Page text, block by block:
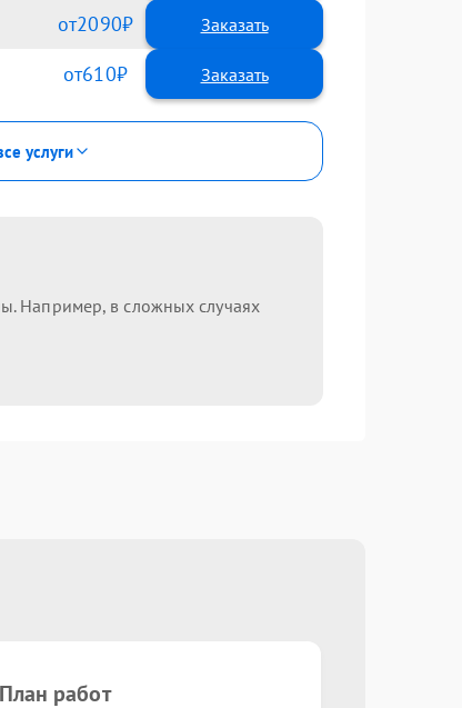
2090
610
услуги
Например, в сложных случаях
План работ